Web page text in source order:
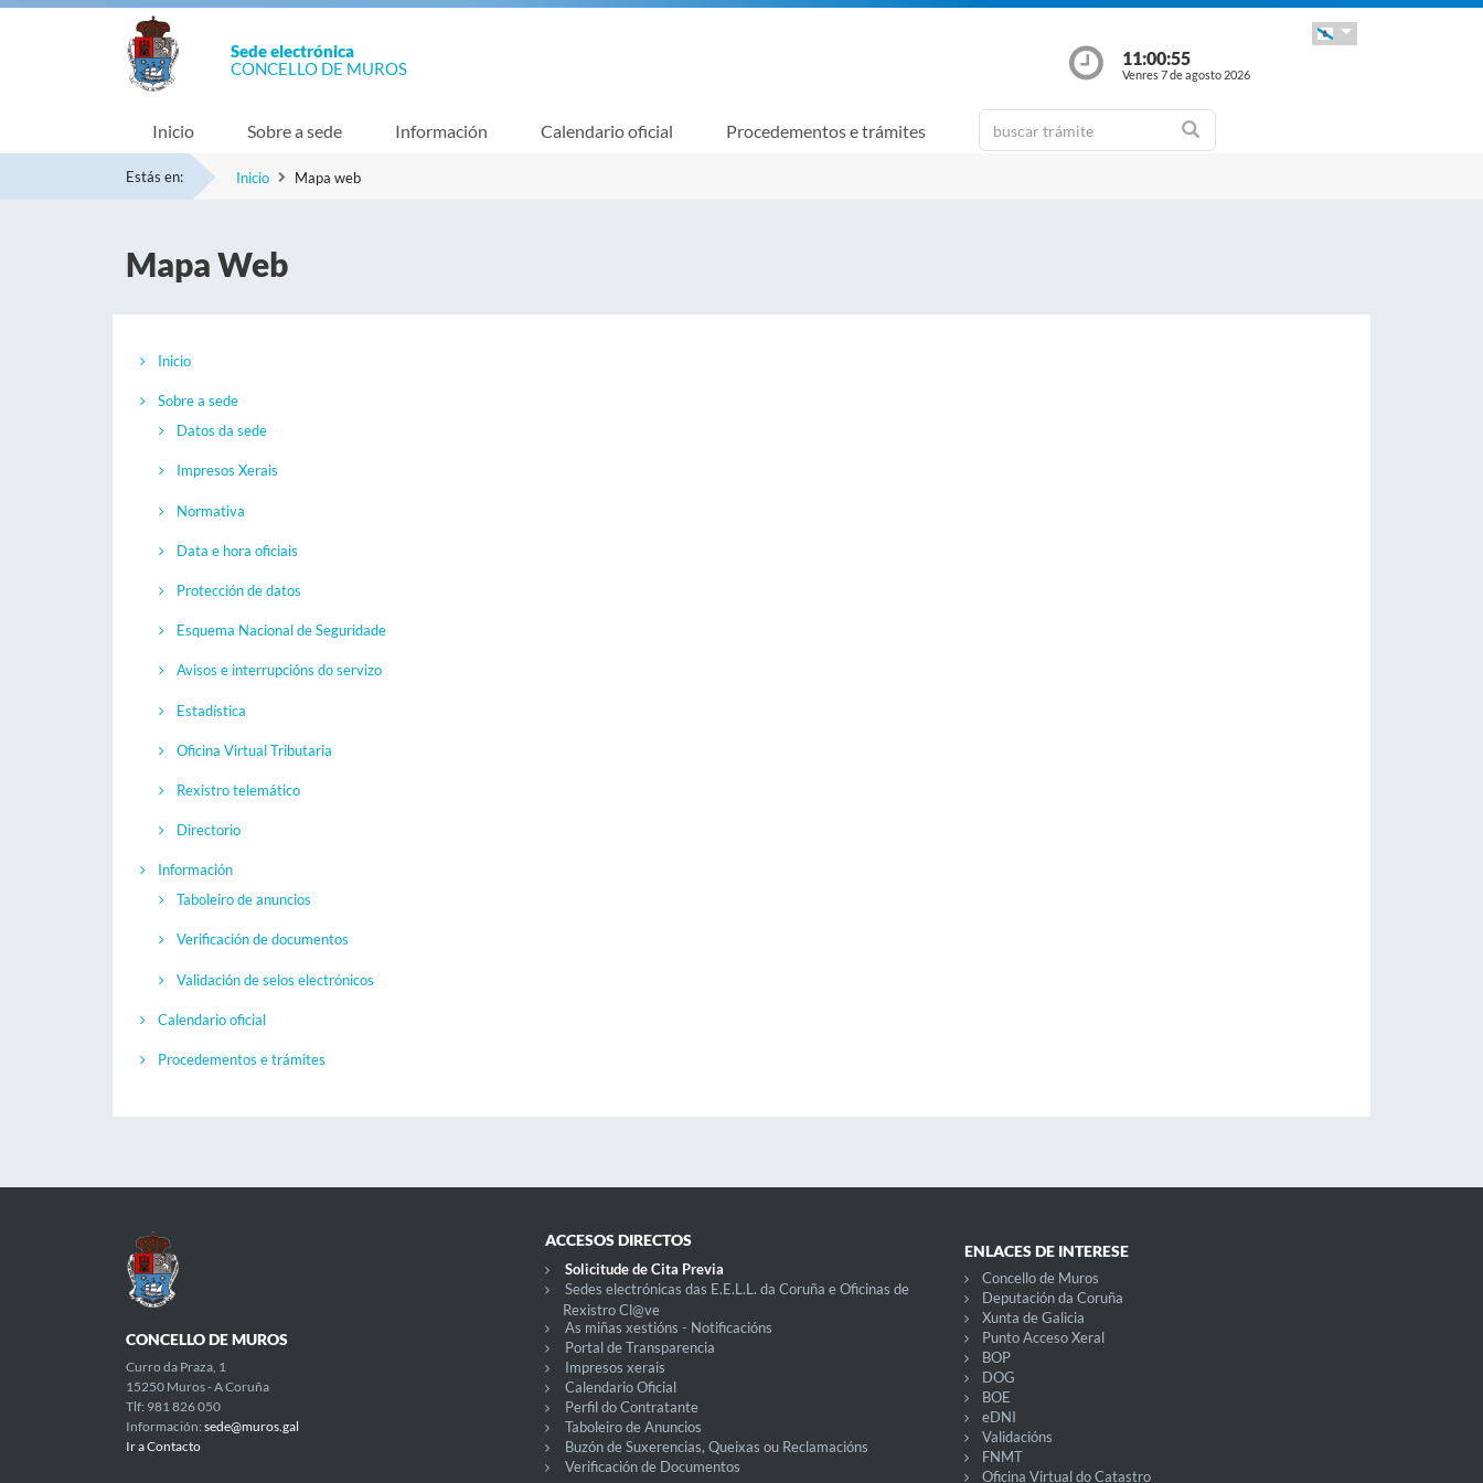
Sede electrónica
CONCELLO DE MUROS
11:00:56
Venres 7 de agosto 2026
Inicio Sobre a sede Información Calendario oficial Procedementos e trámites
Estás en: Inicio Mapa web
Mapa Web
Inicio
Sobre a sede
Datos da sede
Impresos Xerais
Normativa
Data e hora oficiais
Protección de datos
Esquema Nacional de Seguridade
Avisos e interrupcións do servizo
Estadística
Oficina Virtual Tributaria
Rexistro telemático
Directorio
Información
Taboleiro de anuncios
Verificación de documentos
Validación de selos electrónicos
Calendario oficial
Procedementos e trámites
CONCELLO DE MUROS
Curro da Praza, 1
15250 Muros - A Coruña
Tlf: 981 826 050
Información: sede@muros.gal
Ir a Contacto
ACCESOS DIRECTOS
Solicitude de Cita Previa
Sedes electrónicas das E.E.L.L. da Coruña e Oficinas de
Rexistro Cl@ve
As miñas xestións - Notificacións
Portal de Transparencia
Impresos xerais
Calendario Oficial
Perfil do Contratante
Taboleiro de Anuncios
Buzón de Suxerencias, Queixas ou Reclamacións
Verificación de Documentos
ENLACES DE INTERESE
Concello de Muros
Deputación da Coruña
Xunta de Galicia
Punto Acceso Xeral
BOP
DOG
BOE
eDNI
Validacións
FNMT
Oficina Virtual do Catastro